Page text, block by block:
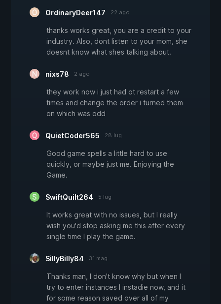
OrdinaryDeer147 22 ago
thanks works great, you are a credit to your
industry. Also, dont listen to your mom, she
doesnt know what shes talking about.
nixs78 2 ago
they work now i just had ot restart a few
times and change the order i turned them
on which was odd
QuietCoder565 28 lug
Good game spells a little hard to use
quickly, or maybe just me. Enjoying the
Game.
SwiftQuilt264 5 lug
It works great with no issues, but I really
wish you'd stop asking me this after every
single time I play the game.
SillyBilly84 31 mag
Thanks man, I don't know why but when I
try to enter instances I instadie now, and it
for some reason saved over all of my